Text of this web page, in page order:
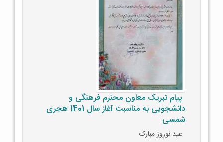
پیام تبریک معاون محترم فرهنگی و
دانشجویی به مناسبت آغاز سال 1401 هجری
شمسی
عید نوروز مبارک